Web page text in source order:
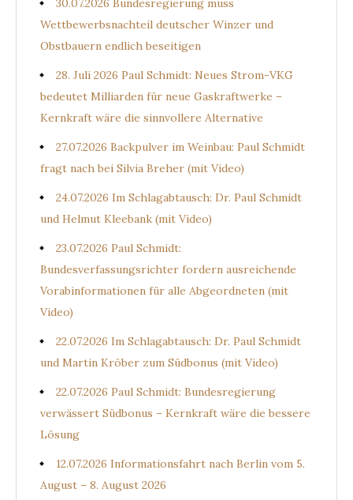
30.07.2026 Bundesregierung muss
Wettbewerbsnachteil deutscher Winzer und
Obstbauern endlich beseitigen
28. Juli 2026 Paul Schmidt: Neues Strom-VKG
bedeutet Milliarden für neue Gaskraftwerke –
Kernkraft wäre die sinnvollere Alternative
27.07.2026 Backpulver im Weinbau: Paul Schmidt
fragt nach bei Silvia Breher (mit Video)
24.07.2026 Im Schlagabtausch: Dr. Paul Schmidt
und Helmut Kleebank (mit Video)
23.07.2026 Paul Schmidt:
Bundesverfassungsrichter fordern ausreichende
Vorabinformationen für alle Abgeordneten (mit
Video)
22.07.2026 Im Schlagabtausch: Dr. Paul Schmidt
und Martin Kröber zum Südbonus (mit Video)
22.07.2026 Paul Schmidt: Bundesregierung
verwässert Südbonus – Kernkraft wäre die bessere
Lösung
12.07.2026 Informationsfahrt nach Berlin vom 5.
August – 8. August 2026